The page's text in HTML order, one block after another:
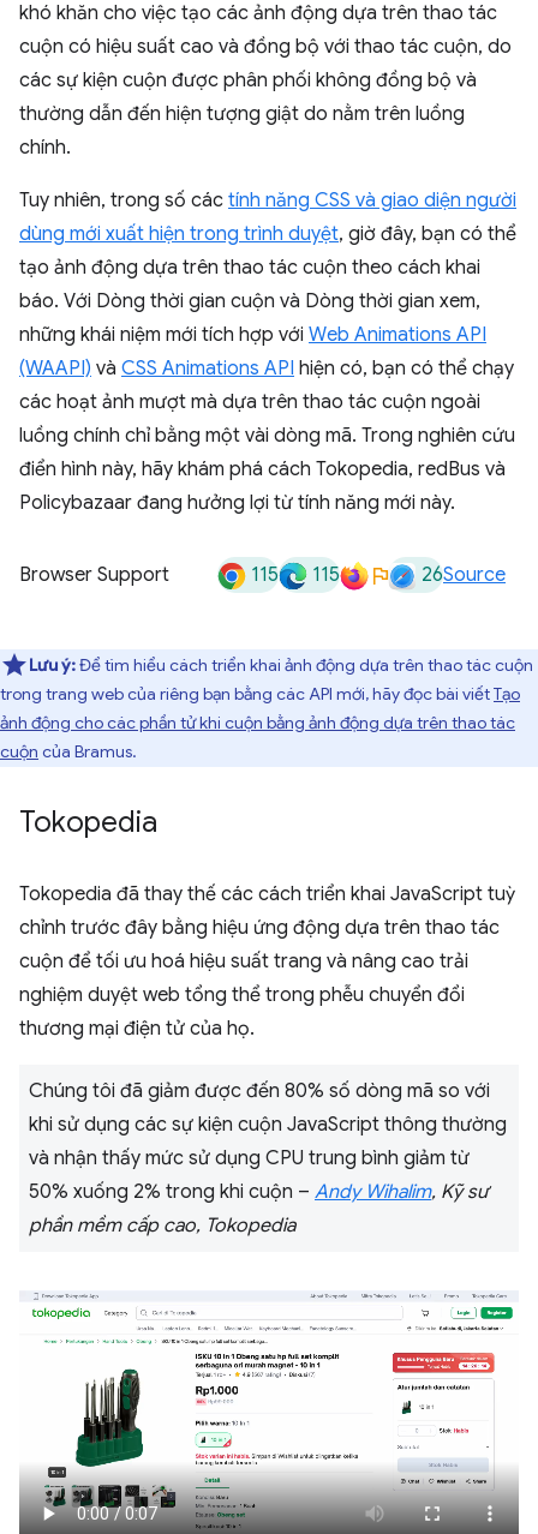
khó khăn cho việc tạo các ảnh động dựa trên thao tác
cuộn có hiệu suất cao và đồng bộ với thao tác cuộn, do
các sự kiện cuộn được phân phối không đồng bộ và
thường dẫn đến hiện tượng giật do nằm trên luồng
chính.
Tuy nhiên, trong số các tính năng CSS và giao diện người
dùng mới xuất hiện trong trình duyệt, giờ đây, bạn có thể
tạo ảnh động dựa trên thao tác cuộn theo cách khai
báo. Với Dòng thời gian cuộn và Dòng thời gian xem,
những khái niệm mới tích hợp với Web Animations API
(WAAPI) và CSS Animations API hiện có, bạn có thể chạy
các hoạt ảnh mượt mà dựa trên thao tác cuộn ngoài
luồng chính chỉ bằng một vài dòng mã. Trong nghiên cứu
điển hình này, hãy khám phá cách Tokopedia, redBus và
Policybazaar đang hưởng lợi từ tính năng mới này.
Browser Support 115 115 26Source
Lưu ý:Để tìm hiểu cách triển khai ảnh động dựa trên thao tác cuộn
trong trang web của riêng bạn bằng các API mới, hãy đọc bài viếtTạo
ảnh động cho các phần tử khi cuộn bằng ảnh động dựa trên thao tác
cuộn của Bramus.
Tokopedia
Tokopedia đã thay thế các cách triển khai JavaScript tuỳ
chỉnh trước đây bằng hiệu ứng động dựa trên thao tác
cuộn để tối ưu hoá hiệu suất trang và nâng cao trải
nghiệm duyệt web tổng thể trong phễu chuyển đổi
thương mại điện tử của họ.
Chúng tôi đã giảm được đến 80% số dòng mã so với
khi sử dụng các sự kiện cuộn JavaScript thông thường
và nhận thấy mức sử dụng CPU trung bình giảm từ
50% xuống 2% trong khi cuộn – Andy Wihalim, Kỹ sư
phần mềm cấp cao, Tokopedia